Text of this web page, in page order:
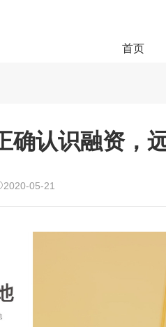
首页
确认识融资，
2020-05-21